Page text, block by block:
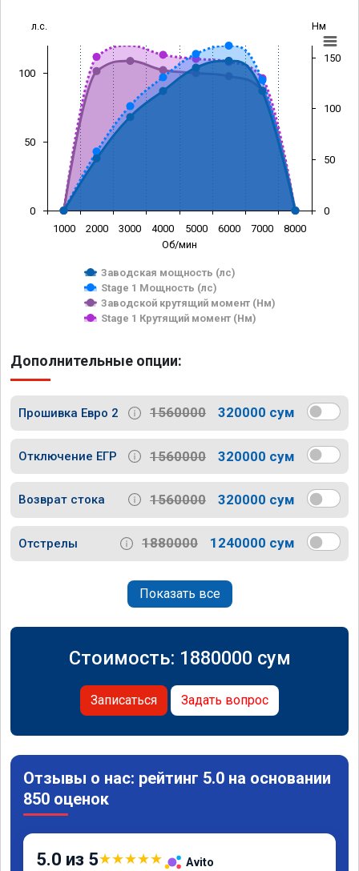
Об/мин
л.с. Нм
Заводская мощность (лс)
Stage 1 Мощность (лс)
Заводской крутящий момент (Нм)
Stage 1 Крутящий момент (Нм)
1000 2000 3000 4000 5000 6000 7000 8000
0
50
100
0
50
100
150
Дополнительные опции:
Прошивка Евро 2 1560000 320000 сум
Отключение ЕГР 1560000 320000 сум
Возврат стока 1560000 320000 сум
Отстрелы 1880000 1240000 сум
Показать все
Стоимость: 1880000 сум
Записаться Задать вопрос
Отзывы о нас: рейтинг 5.0 на основании
850 оценок
5.0 из 5★★★★★ Avito